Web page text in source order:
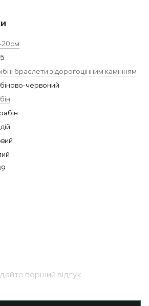
20см
браслети з дорогоцінним камінням
червоний
перший відгук